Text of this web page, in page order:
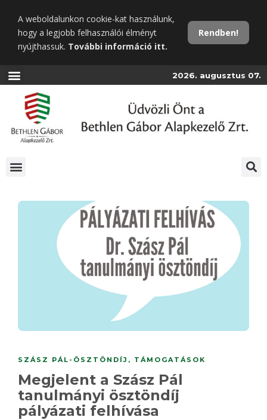
tartalomra
A weboldalunkon cookie-kat használunk,
hogy a legjobb felhasználói élményt
nyújthassuk. További információ itt.
Rendben!
2026. augusztus 07.
SZÁSZ PÁL-ÖSZTÖNDÍJ , TÁMOGATÁSOK
Megjelent a Szász Pál
tanulmányi ösztöndíj
pályázati felhívása